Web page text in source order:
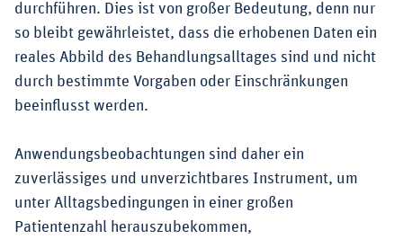
durchführen. Dies ist von großer Bedeutung, denn nur
so bleibt gewährleistet, dass die erhobenen Daten ein
reales Abbild des Behandlungsalltages sind und nicht
durch bestimmte Vorgaben oder Einschränkungen
beeinflusst werden.
Anwendungsbeobachtungen sind daher ein
zuverlässiges und unverzichtbares Instrument, um
unter Alltagsbedingungen in einer großen
Patientenzahl herauszubekommen,